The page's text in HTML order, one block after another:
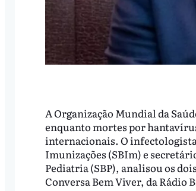
A Organização Mundial da
enquanto mortes por
internacionais. O
Imunizações (SBIm) e
Pediatria (SBP), analisou os
Conversa Bem Viver, da Rádio